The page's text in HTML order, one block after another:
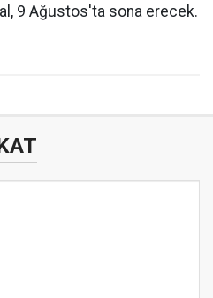
9 Ağustos'ta sona erecek.